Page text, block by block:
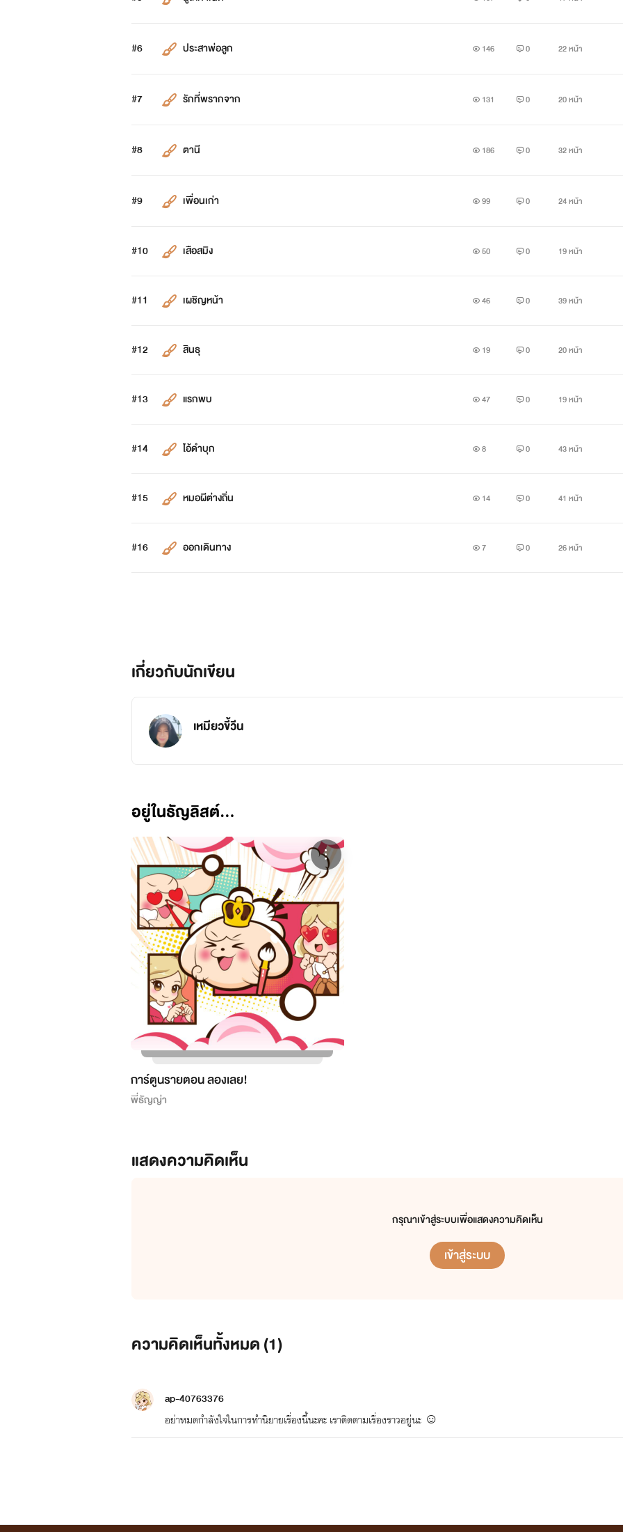
#6 ประสาพ่อลูก 146 0 22 หน้า
#7 รักที่พรากจาก 131 0 20 หน้า
#8 ตานี 186 0 32 หน้า
#9 เพื่อนเก่า 99 0 24 หน้า
#10 เสือสมิง 50 0 19 หน้า
#11 เผชิญหน้า 46 0 39 หน้า
#12 สินธุ 19 0 20 หน้า
#13 แรกพบ 47 0 19 หน้า
#14 ไอ้ดำบุก 8 0 43 หน้า
#15 หมอผีต่างถิ่น 14 0 41 หน้า
#16 ออกเดินทาง 7 0 26 หน้า
เกี่ยวกับนักเขียน
เหมียวขี้วีน
อยู่ในธัญลิสต์...
การ์ตูนรายตอน ลองเลย!
พี่ธัญญ่า
แสดงความคิดเห็น
กรุณาเข้าสู่ระบบเพื่อแสดงความคิดเห็น
เข้าสู่ระบบ
ความคิดเห็นทั้งหมด (1)
ap-40763376
อย่าหมดกำลังใจในการทำนิยายเรื่องนี้นะคะ เราติดตามเรื่องราวอยู่นะ ☺️